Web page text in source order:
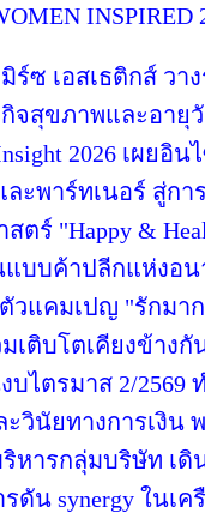
INSPIRED
ซ เอสเธติกส์ วา
กิจสุขภาพและอายุ
Insight 2026 เผย
ะพาร์ทเนอร์ สู่กา
ตร์ "Happy &
บบค้าปลีกแห่งอ
ตัวแคมเปญ "รักม
เติบโตเคียงข้างกั
ไตรมาส 2/2569
วินัยทางการเงิน
ริหารกลุ่มบริษัท เ
ดัน synergy ในเค